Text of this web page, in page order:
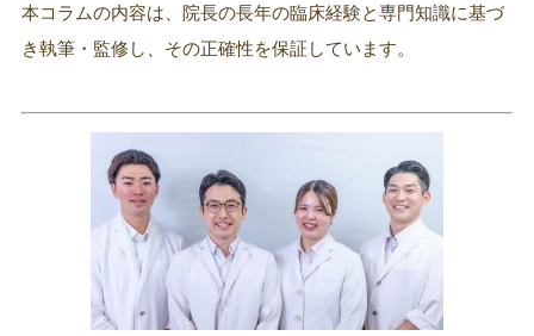
本コラムの内容は、院長の長年の臨床経験と専門知識に基づ
き執筆・監修し、その正確性を保証しています。